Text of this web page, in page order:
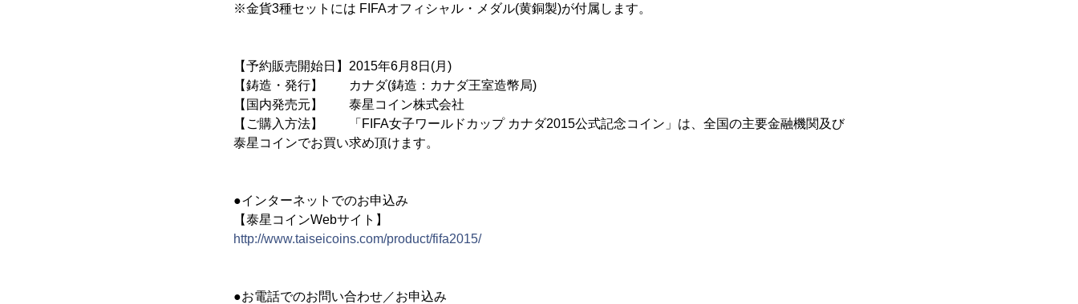
※金貨3種セットには FIFAオフィシャル・メダル(黄銅製)が付属します。
【予約販売開始日】2015年6月8日(月)
【鋳造・発行】 カナダ(鋳造：カナダ王室造幣局)
【国内発売元】 泰星コイン株式会社
【ご購入方法】 「FIFA女子ワールドカップ カナダ2015公式記念コイン」は、全国の主要金融機関及び
泰星コインでお買い求め頂けます。
●インターネットでのお申込み
【泰星コインWebサイト】
http://www.taiseicoins.com/product/fifa2015/
●お電話でのお問い合わせ／お申込み